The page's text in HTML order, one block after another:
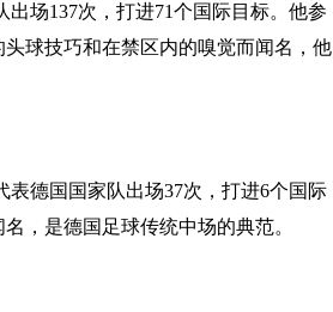
场137次，打进71个国际目标。他参
球技巧和在禁区内的嗅觉而闻名，他
德国国家队出场37次，打进6个国际
，是德国足球传统中场的典范。